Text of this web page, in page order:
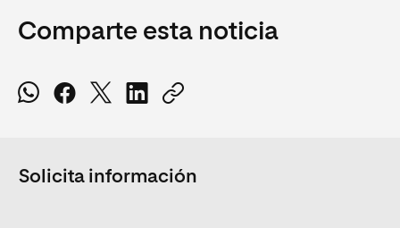
Comparte esta noticia
Solicita información